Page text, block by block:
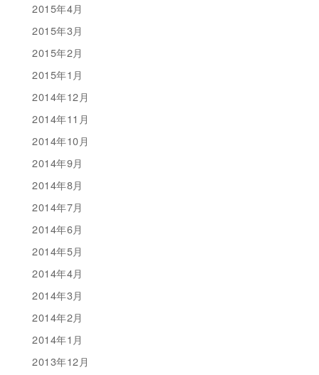
2015年4月
2015年3月
2015年2月
2015年1月
2014年12月
2014年11月
2014年10月
2014年9月
2014年8月
2014年7月
2014年6月
2014年5月
2014年4月
2014年3月
2014年2月
2014年1月
2013年12月